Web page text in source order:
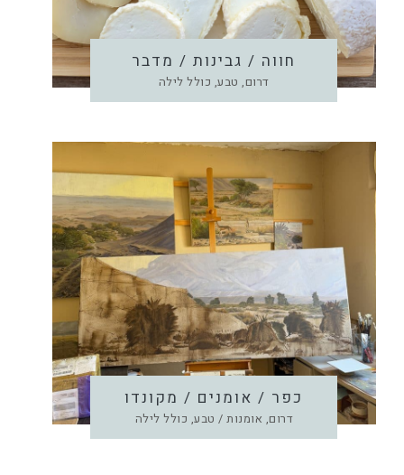
חווה / גבינות / מדבר
דרום, טבע, כולל לילה
כפר / אומנים / מקונדו
דרום, אומנות / טבע, כולל לילה